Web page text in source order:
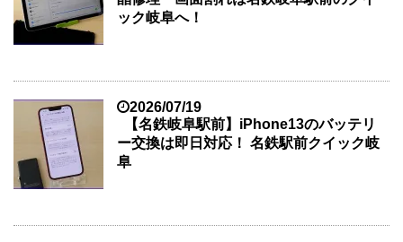
ック岐阜へ！
2026/07/19
【名鉄岐阜駅前】iPhone13のバッテリ
ー交換は即日対応！ 名鉄駅前クイック岐
阜